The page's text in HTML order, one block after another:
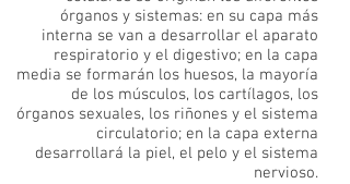
órganos y sistemas: en su capa más
interna se van a desarrollar el aparato
respiratorio y el digestivo; en la capa
media se formarán los huesos, la mayoría
de los músculos, los cartílagos, los
órganos sexuales, los riñones y el sistema
circulatorio; en la capa externa
desarrollará la piel, el pelo y el sistema
nervioso.